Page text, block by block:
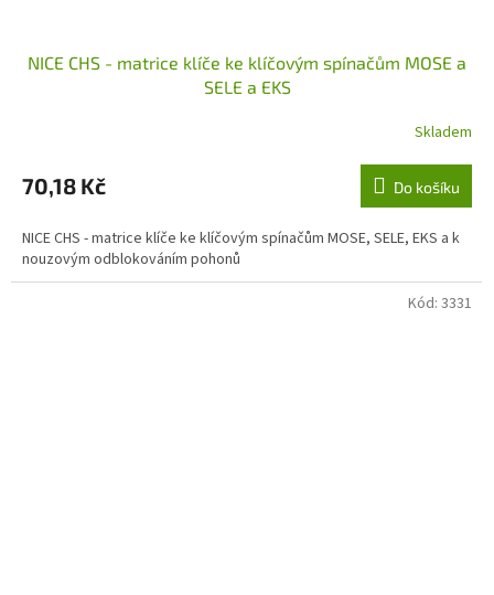
NICE CHS - matrice klíče ke klíčovým spínačům MOSE a
SELE a EKS
Skladem
70,18 Kč Do košíku
NICE CHS - matrice klíče ke klíčovým spínačům MOSE, SELE, EKS a k
nouzovým odblokováním pohonů
Kód: 3331